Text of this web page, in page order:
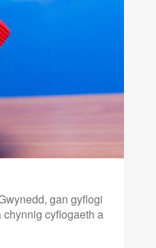
gan gyflogi
chynnig cyflogaeth a